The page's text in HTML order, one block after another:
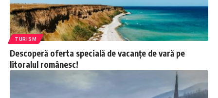
TURISM
Descoperă oferta specială de vacanțe de vară pe
litoralul românesc!